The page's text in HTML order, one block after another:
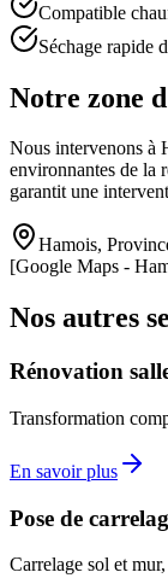
Compatible
Séchage rapide
Notre zone
Nous intervenons à
environnantes de la
garantit une
Hamois,
[Google Maps -
Nos autres
Rénovation
Transformation
En savoir plus
Pose de
Carrelage sol et